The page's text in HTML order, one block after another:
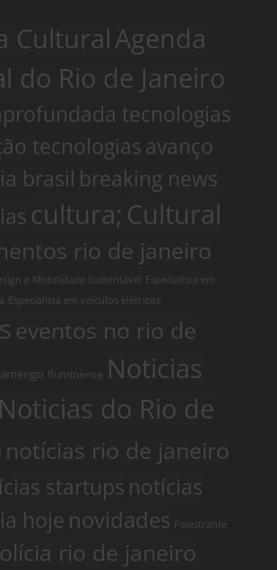
CulturalAgenda
do Rio de Janeiro
tecnologias
tecnologiasavanço
brasil breaking news
cultura; Cultural
rio de janeiro
e Mobilidade Sustentável Especialista em
Especialista em veículos elétricos
eventos no rio de
fluminense Noticias
Noticias do Rio de
notícias rio de janeiro
startups notícias
hoje novidades Palestrante
rio de janeiro